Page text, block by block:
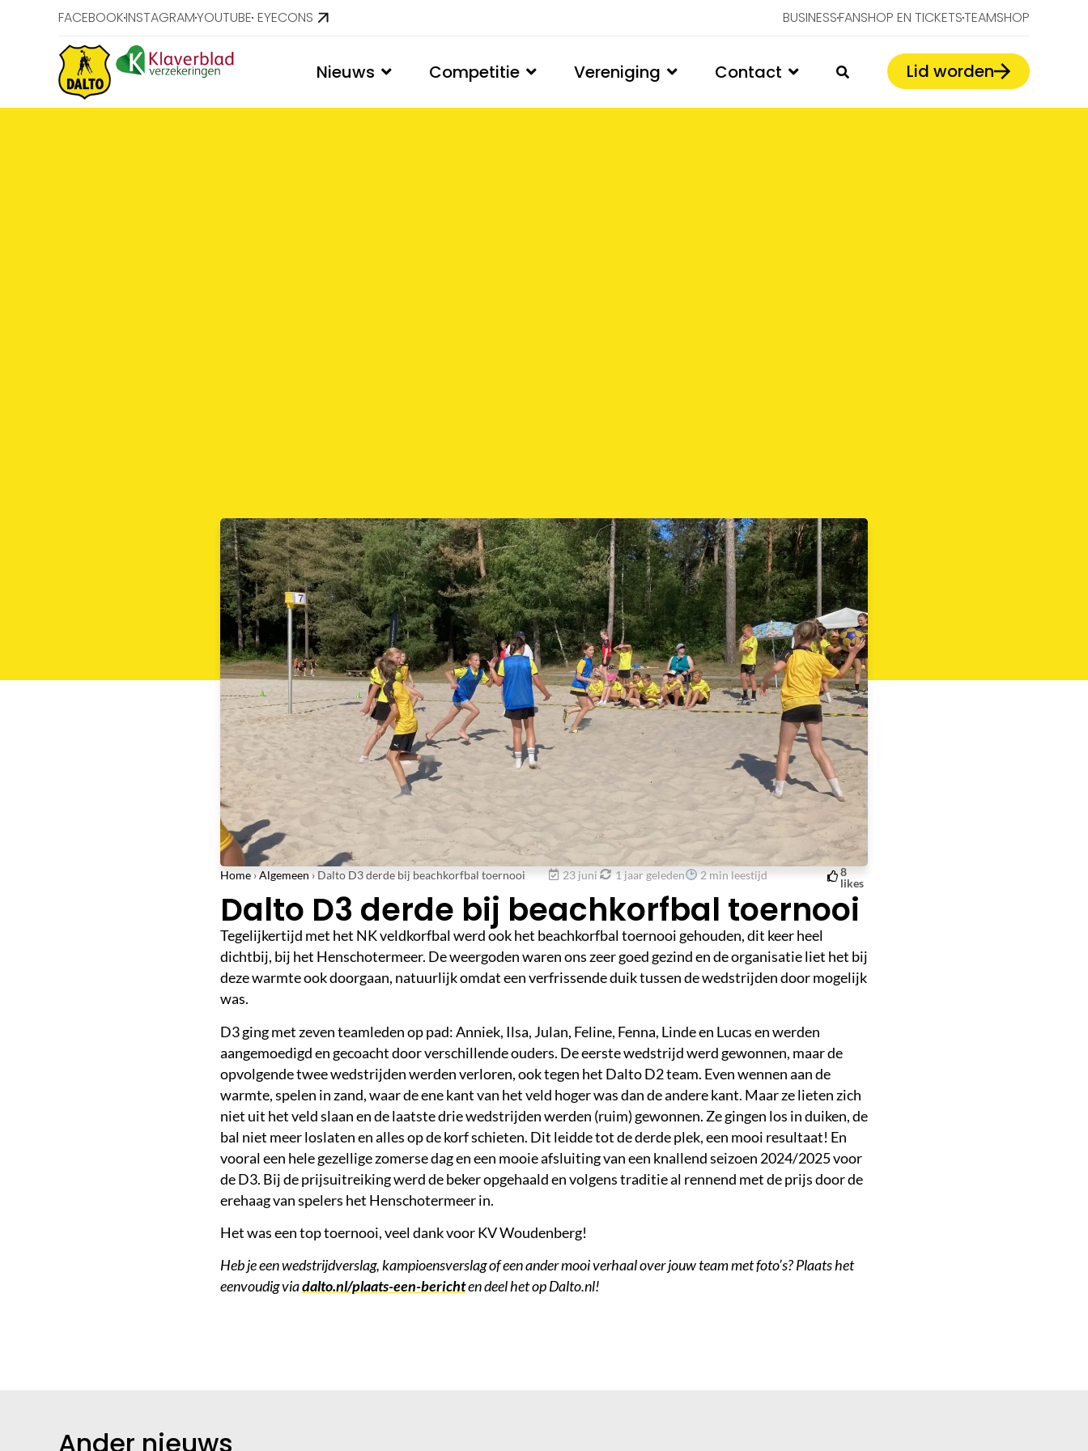
FACEBOOKINSTAGRAMYOUTUBE EYECONS BUSINESSFANSHOP EN TICKETSTEAMSHOP
Nieuws Competitie Vereniging Contact Lid worden
Home ›Algemeen › Dalto D3 derde bij beachkorfbal toernooi 23 juni 1 jaar geleden 2min leestijd
8
likes
Dalto D3 derde bij beachkorfbal toernooi
Tegelijkertijd met het NK veldkorfbal werd ook het beachkorfbal toernooi gehouden, dit keer heel
dichtbij, bij het Henschotermeer. De weergoden waren ons zeer goed gezind en de organisatie liet het bij
deze warmte ook doorgaan, natuurlijk omdat een verfrissende duik tussen de wedstrijden door mogelijk
was.
D3 ging met zeven teamleden op pad: Anniek, Ilsa, Julan, Feline, Fenna, Linde en Lucas en werden
aangemoedigd en gecoacht door verschillende ouders. De eerste wedstrijd werd gewonnen, maar de
opvolgende twee wedstrijden werden verloren, ook tegen het Dalto D2 team. Even wennen aan de
warmte, spelen in zand, waar de ene kant van het veld hoger was dan de andere kant. Maar ze lieten zich
niet uit het veld slaan en de laatste drie wedstrijden werden (ruim) gewonnen. Ze gingen los in duiken, de
bal niet meer loslaten en alles op de korf schieten. Dit leidde tot de derde plek, een mooi resultaat! En
vooral een hele gezellige zomerse dag en een mooie afsluiting van een knallend seizoen 2024/2025 voor
de D3. Bij de prijsuitreiking werd de beker opgehaald en volgens traditie al rennend met de prijs door de
erehaag van spelers het Henschotermeer in.
Het was een top toernooi, veel dank voor KV Woudenberg!
Heb je een wedstrijdverslag, kampioensverslag of een ander mooi verhaal over jouw team met foto’s? Plaats het
eenvoudig viadalto.nl/plaats-een-berichten deel het op Dalto.nl!
Ander nieuws